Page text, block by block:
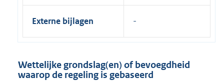
Externe bijlagen
Wettelijke grondslag(en) of bevoegdheid
waarop de regeling is gebaseerd